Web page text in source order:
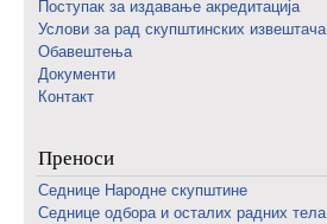
Поступак за издавање акредитација
Услови за рад скупштинских извештача
Обавештења
Документи
Контакт
Преноси
Седнице Народне скупштине
Седнице одбора и осталих радних тела